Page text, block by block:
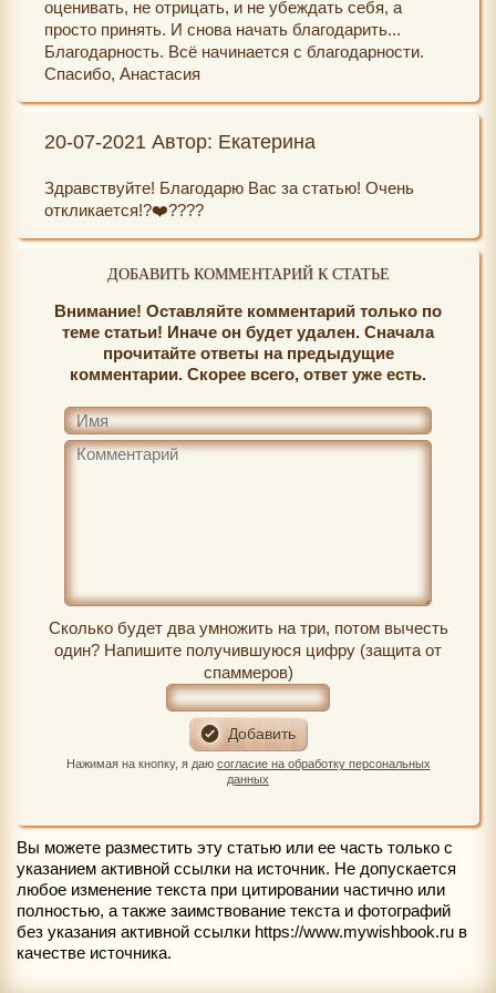
оценивать, не отрицать, и не убеждать себя, а
просто принять. И снова начать благодарить...
Благодарность. Всё начинается с благодарности.
Спасибо, Анастасия
20-07-2021 Автор: Екатерина
Здравствуйте! Благодарю Вас за статью! Очень
откликается!?❤️????
ДОБАВИТЬ КОММЕНТАРИЙ К СТАТЬЕ
Внимание! Оставляйте комментарий только по
теме статьи! Иначе он будет удален. Сначала
прочитайте ответы на предыдущие
комментарии. Скорее всего, ответ уже есть.
Сколько будет два умножить на три, потом вычесть
один? Напишите получившуюся цифру (защита от
спаммеров)
Нажимая на кнопку, я даю согласие на обработку персональных
данных
Вы можете разместить эту статью или ее часть только с
указанием активной ссылки на источник. Не допускается
любое изменение текста при цитировании частично или
полностью, а также заимствование текста и фотографий
без указания активной ссылки https://www.mywishbook.ru в
качестве источника.